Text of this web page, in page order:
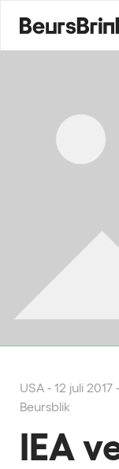
USA - 12 juli 2017 -
Beursblik
IEA